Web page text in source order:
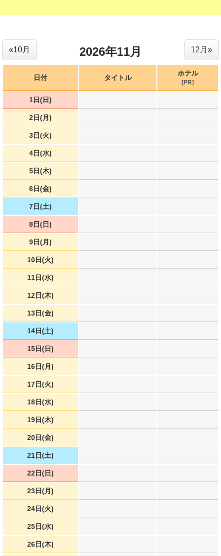
2026年11月 12月»
«10月
日付 タイトル
ホテル
[PR]
1日(日)
2日(月)
3日(火)
4日(水)
5日(木)
6日(金)
7日(土)
8日(日)
9日(月)
10日(火)
11日(水)
12日(木)
13日(金)
14日(土)
15日(日)
16日(月)
17日(火)
18日(水)
19日(木)
20日(金)
21日(土)
22日(日)
23日(月)
24日(火)
25日(水)
26日(木)